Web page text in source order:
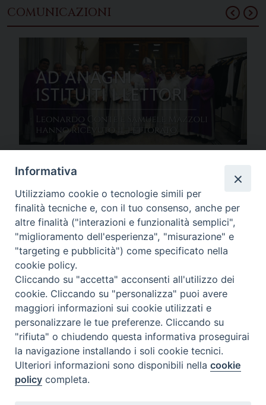
COMUNICAZIONI
Piazza Mario Dottori, 14
02047 Poggio Mirteto (Rieti)
Informativa
Utilizziamo cookie o tecnologie simili per
finalità tecniche e, con il tuo consenso, anche per
altre finalità ("interazioni e funzionalità semplici",
"miglioramento dell'esperienza", "misurazione" e
"targeting e pubblicità") come specificato nella
cookie policy.
Cliccando su "accetta" acconsenti all'utilizzo dei
cookie. Cliccando su "personalizza" puoi avere
maggiori informazioni sui cookie utilizzati e
personalizzare le tue preferenze. Cliccando su
"rifiuta" o chiudendo questa informativa proseguirai
la navigazione installando i soli cookie tecnici.
Ulteriori informazioni sono disponibili nellacookie
policy completa.